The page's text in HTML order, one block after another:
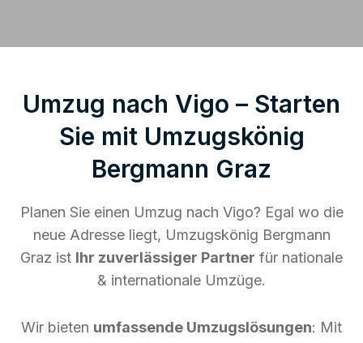
Umzug nach Vigo – Starten
Sie mit Umzugskönig
Bergmann Graz
Planen Sie einen Umzug nach Vigo? Egal wo die
neue Adresse liegt, Umzugskönig Bergmann
Graz ist Ihr zuverlässiger Partner für nationale
& internationale Umzüge.
Wir bieten umfassende Umzugslösungen: Mit